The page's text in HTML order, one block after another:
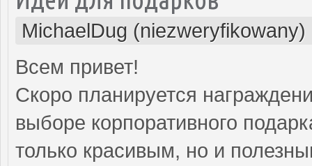
MichaelDug (niezweryfikowany)
Всем привет!
Скоро планируется
выборе корпоративного
только красивым, но и